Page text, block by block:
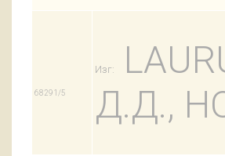
68291/5
Изг:
Д.Д.,